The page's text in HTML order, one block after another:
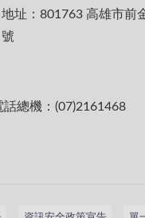
地址：801763 高雄市前
號
話總機：(07)2161468